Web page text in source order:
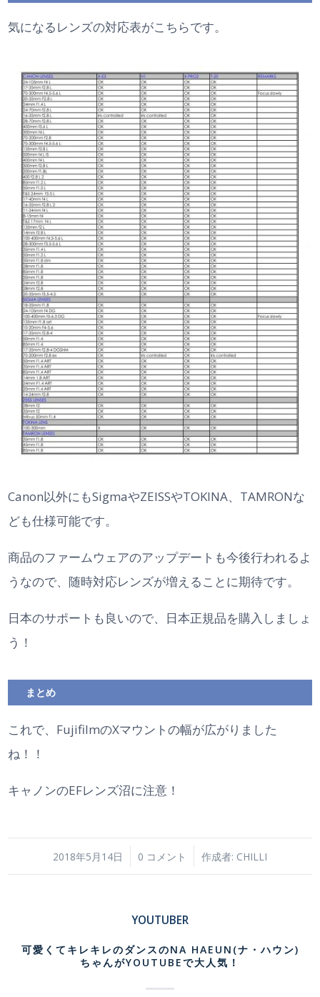
気になるレンズの対応表がこちらです。
Canon以外にもSigmaやZEISSやTOKINA、TAMRONな
ども仕様可能です。
商品のファームウェアのアップデートも今後行われるよ
うなので、随時対応レンズが増えることに期待です。
日本のサポートも良いので、日本正規品を購入しましょ
う！
まとめ
これで、FujifilmのXマウントの幅が広がりました
ね！！
キャノンのEFレンズ沼に注意！
2018年5月14日
/ 0 コメント
/ 作成者: CHILLI
YOUTUBER
可愛くてキレキレのダンスのNA HAEUN(ナ・ハウン)
ちゃんがYOUTUBEで大人気！